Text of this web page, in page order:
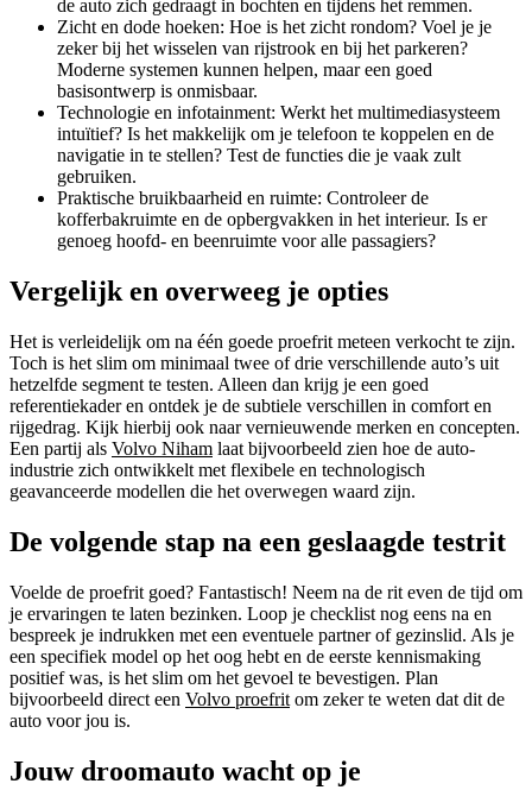
de auto zich gedraagt in bochten en tijdens het remmen.
Zicht en dode hoeken: Hoe is het zicht rondom? Voel je je
zeker bij het wisselen van rijstrook en bij het parkeren?
Moderne systemen kunnen helpen, maar een goed
basisontwerp is onmisbaar.
Technologie en infotainment: Werkt het multimediasysteem
intuïtief? Is het makkelijk om je telefoon te koppelen en de
navigatie in te stellen? Test de functies die je vaak zult
gebruiken.
Praktische bruikbaarheid en ruimte: Controleer de
kofferbakruimte en de opbergvakken in het interieur. Is er
genoeg hoofd- en beenruimte voor alle passagiers?
Vergelijk en overweeg je opties
Het is verleidelijk om na één goede proefrit meteen verkocht te zijn.
Toch is het slim om minimaal twee of drie verschillende auto’s uit
hetzelfde segment te testen. Alleen dan krijg je een goed
referentiekader en ontdek je de subtiele verschillen in comfort en
rijgedrag. Kijk hierbij ook naar vernieuwende merken en concepten.
Een partij als Volvo Niham laat bijvoorbeeld zien hoe de auto-
industrie zich ontwikkelt met flexibele en technologisch
geavanceerde modellen die het overwegen waard zijn.
De volgende stap na een geslaagde testrit
Voelde de proefrit goed? Fantastisch! Neem na de rit even de tijd om
je ervaringen te laten bezinken. Loop je checklist nog eens na en
bespreek je indrukken met een eventuele partner of gezinslid. Als je
een specifiek model op het oog hebt en de eerste kennismaking
positief was, is het slim om het gevoel te bevestigen. Plan
bijvoorbeeld direct een Volvo proefrit om zeker te weten dat dit de
auto voor jou is.
Jouw droomauto wacht op je